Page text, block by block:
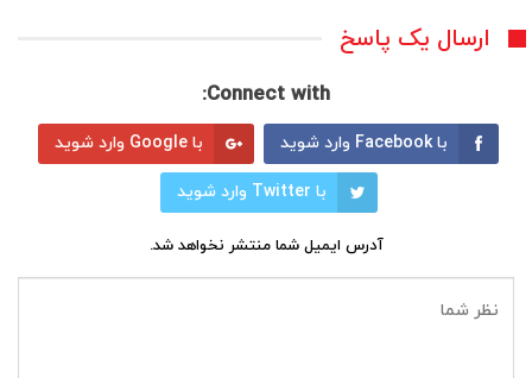
ارسال یک پاسخ
Connect with:
با Facebook وارد شوید با Google وارد شوید
با Twitter وارد شوید
آدرس ایمیل شما منتشر نخواهد شد.